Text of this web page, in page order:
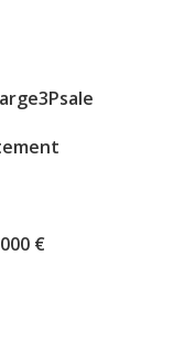
complète le bien. Il
€